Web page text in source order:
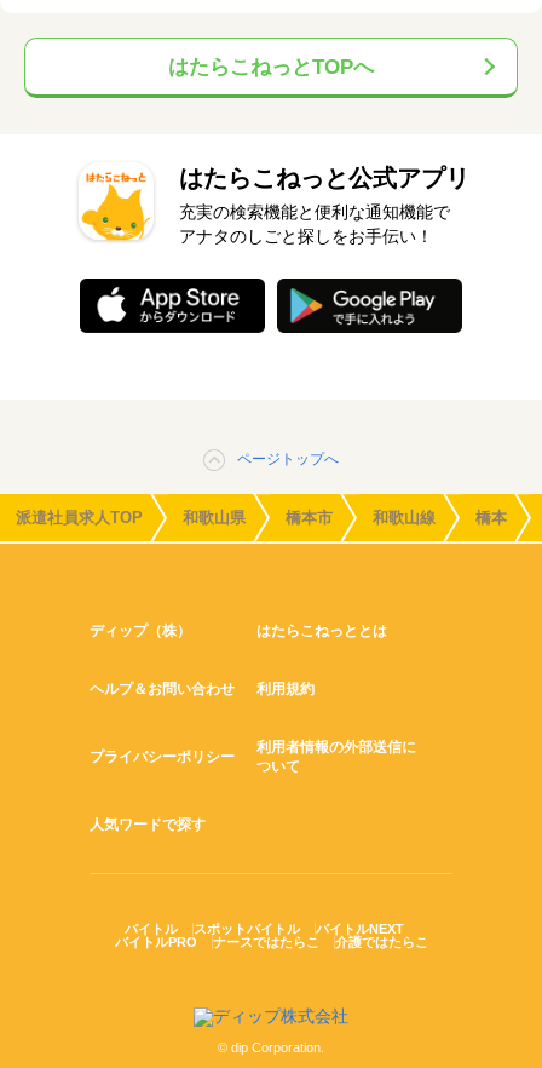
はたらこねっとTOPへ
はたらこねっと公式アプリ
充実の検索機能と便利な通知機能で
アナタのしごと探しをお手伝い！
ページトップへ
派遣社員求人TOP 和歌山県 橋本市 和歌山線 橋本
ディップ（株） はたらこねっととは
ヘルプ＆お問い合わせ 利用規約
プライバシーポリシー
利用者情報の外部送信に
ついて
人気ワードで探す
バイトル スポットバイトル
バイトルNEXT
バイトルPRO
ナースではたらこ 介護ではたらこ
© dip Corporation.